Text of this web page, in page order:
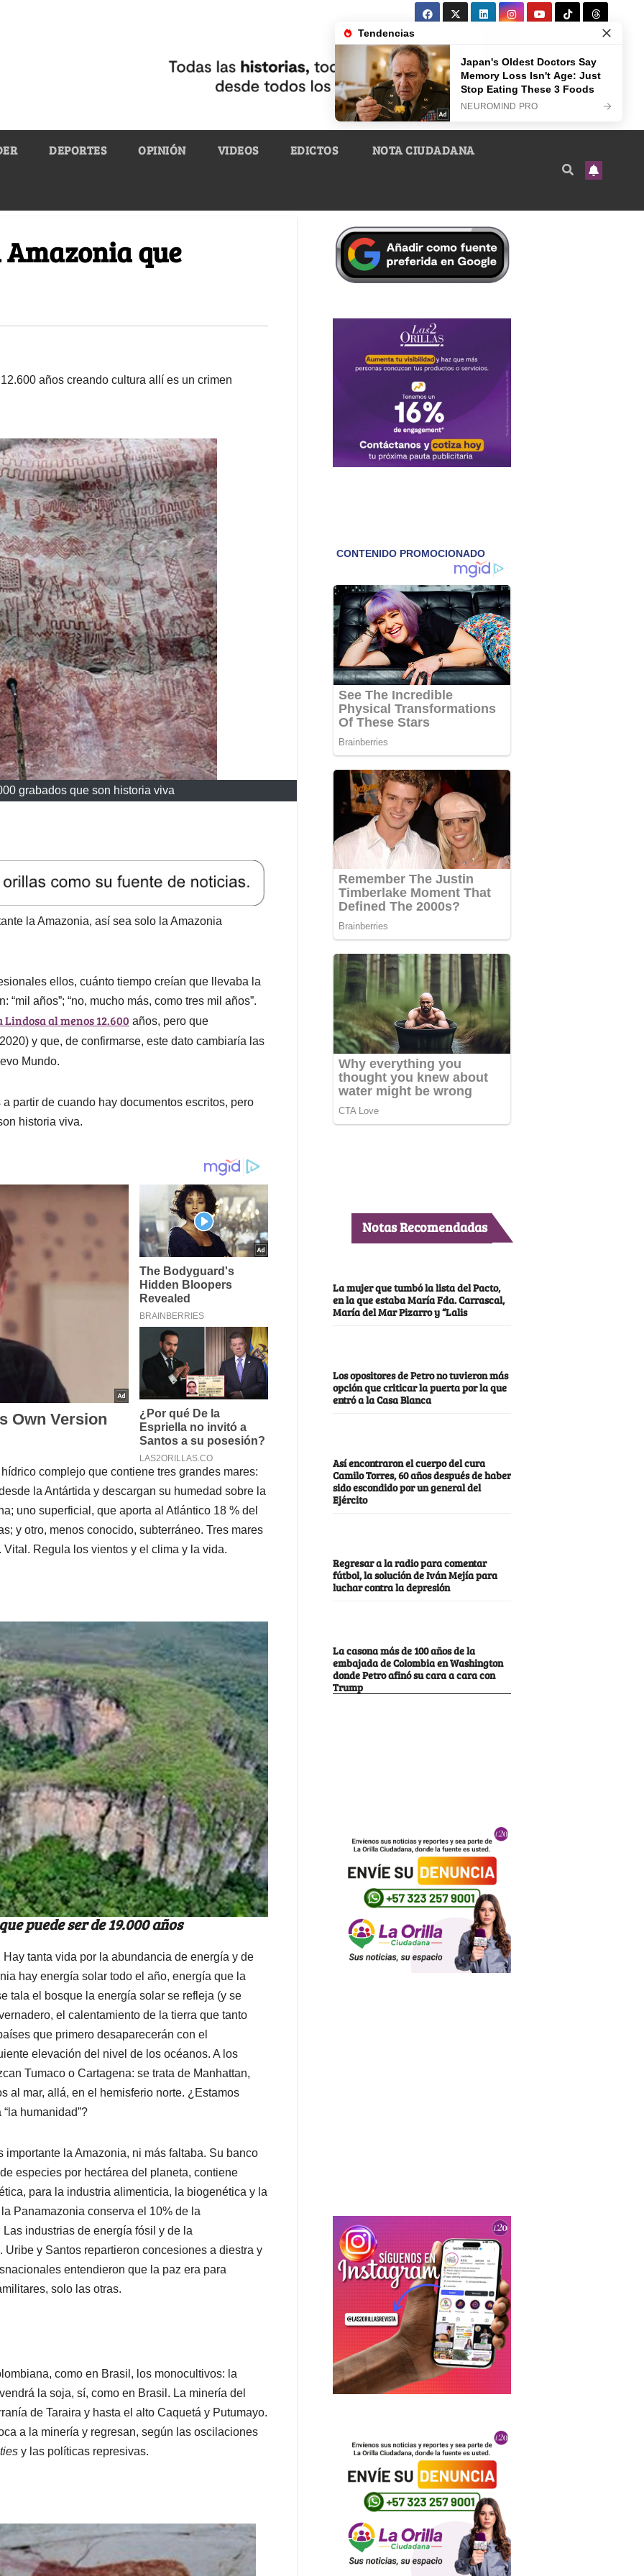
DEPORTES OPINIÓN VIDEOS EDICTOS NOTA CIUDADANA
que
años creando cultura allí es un crimen
grabados que son historia viva
la Amazonia, así sea solo la Amazonia
ellos, cuánto tiempo creían que llevaba la
años”; “no, mucho más, como tres mil años”.
Lindosa al menos 12.600 años, pero que
y que, de confirmarse, este dato cambiaría las
Mundo.
partir de cuando hay documentos escritos, pero
historia viva.
complejo que contiene tres grandes mares:
la Antártida y descargan su humedad sobre la
uno superficial, que aporta al Atlántico 18 % del
y otro, menos conocido, subterráneo. Tres mares
Regula los vientos y el clima y la vida.
puede ser de 19.000 años
tanta vida por la abundancia de energía y de
hay energía solar todo el año, energía que la
tala el bosque la energía solar se refleja (y se
el calentamiento de la tierra que tanto
que primero desaparecerán con el
elevación del nivel de los océanos. A los
Tumaco o Cartagena: se trata de Manhattan,
al mar, allá, en el hemisferio norte. ¿Estamos
humanidad”?
la Amazonia, ni más faltaba. Su banco
especies por hectárea del planeta, contiene
para la industria alimenticia, la biogenética y la
Panamazonia conserva el 10% de la
industrias de energía fósil y de la
y Santos repartieron concesiones a diestra y
entendieron que la paz era para
solo las otras.
como en Brasil, los monocultivos: la
la soja, sí, como en Brasil. La minería del
de Taraira y hasta el alto Caquetá y Putumayo.
a la minería y regresan, según las oscilaciones
y las políticas represivas.
Notas Recomendadas
La mujer que tumbó la lista del Pacto,
en la que estaba María Fda. Carrascal,
María del Mar Pizarro y “Lalis
Los opositores de Petro no tuvieron más
opción que criticar la puerta por la que
entró a la Casa Blanca
Así encontraron el cuerpo del cura
Camilo Torres, 60 años después de haber
sido escondido por un general del
Ejército
Regresar a la radio para comentar
fútbol, la solución de Iván Mejía para
luchar contra la depresión
La casona más de 100 años de la
embajada de Colombia en Washington
donde Petro afinó su cara a cara con
Trump